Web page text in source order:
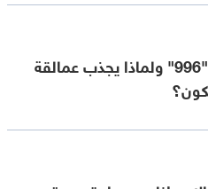
ما هو نظام "996" ولماذا يجذب عمالقة